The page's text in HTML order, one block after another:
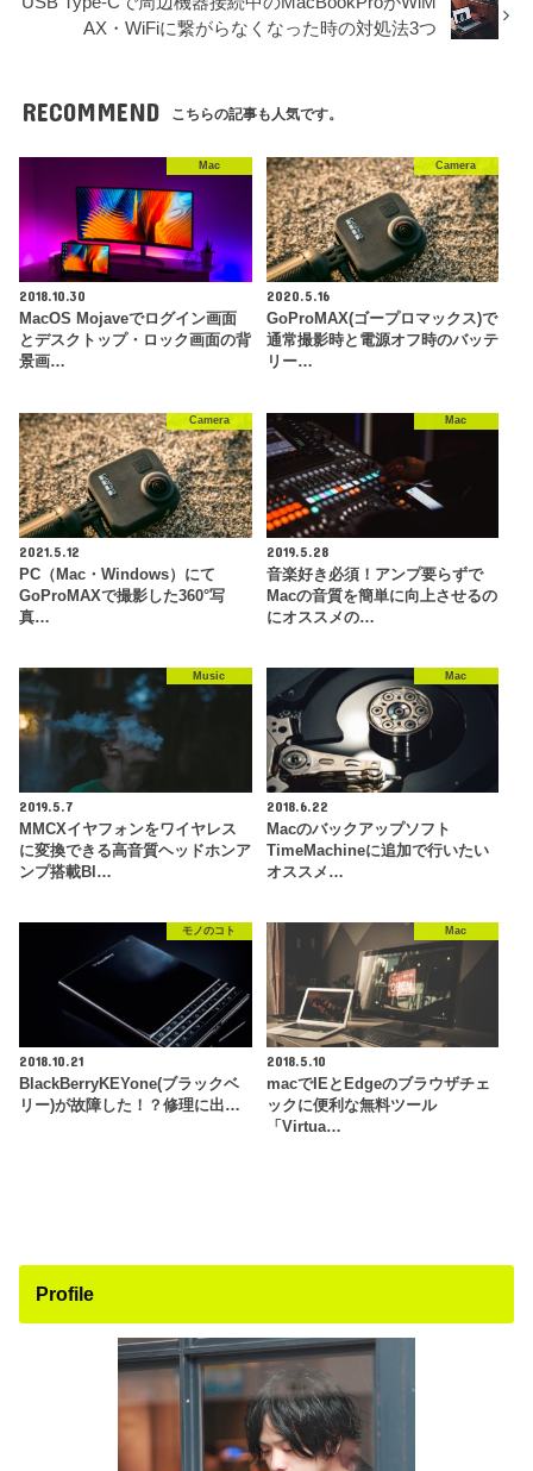
AX・WiFiに繋がらなくなった時の対処法3つ
RECOMMEND こちらの記事も人気です。
Mac
2018.10.30
MacOS Mojaveでログイン画面
とデスクトップ・ロック画面の背
景画…
Camera
2020.5.16
GoProMAX(ゴープロマックス)で
通常撮影時と電源オフ時のバッテ
リー…
Camera
2021.5.12
PC（Mac・Windows）にて
GoProMAXで撮影した360°写
真…
Mac
2019.5.28
音楽好き必須！アンプ要らずで
Macの音質を簡単に向上させるの
にオススメの…
Music
2019.5.7
MMCXイヤフォンをワイヤレス
に変換できる高音質ヘッドホンア
ンプ搭載Bl…
Mac
2018.6.22
Macのバックアップソフト
TimeMachineに追加で行いたい
オススメ…
モノのコト
2018.10.21
BlackBerryKEYone(ブラックベ
リー)が故障した！？修理に出…
Mac
2018.5.10
macでIEとEdgeのブラウザチェ
ックに便利な無料ツール
「Virtua…
Profile